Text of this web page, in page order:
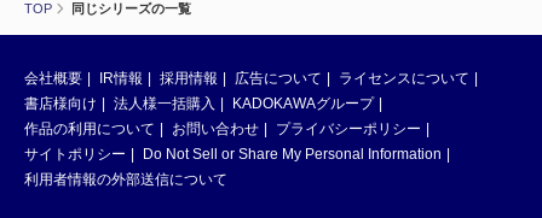
TOP 同じシリーズの一覧
会社概要 IR情報 採用情報 広告について
ライセンスについて
書店様向け
法人様一括購入
KADOKAWAグループ
作品の利用について
お問い合わせ
プライバシーポリシー
サイトポリシー
Do Not Sell or Share My Personal Information
利用者情報の外部送信について